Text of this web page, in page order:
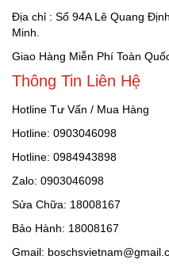
Địa chỉ : Số 94A Lê Quang
Minh.
Giao Hàng Miễn Phí Toàn
Thông Tin Liên Hệ
Hotline Tư Vấn / Mua Hàng
Hotline: 0903046098
Hotline: 0984943898
Zalo: 0903046098
Sửa Chữa: 18008167
Bảo Hành: 18008167
Gmail: